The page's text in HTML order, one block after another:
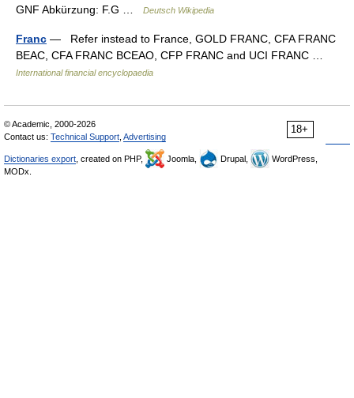
GNF Abkürzung: F.G …
Deutsch Wikipedia
Franc — Refer instead to France, GOLD FRANC, CFA FRANC
BEAC, CFA FRANC BCEAO, CFP FRANC and UCI FRANC …
International financial encyclopaedia
18+
© Academic, 2000-2026
Contact us: Technical Support Advertising
Dictionaries export , created on PHP, Joomla, Drupal,
WordPress,
MODx.